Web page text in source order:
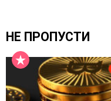
НЕ ПРОПУСТИ